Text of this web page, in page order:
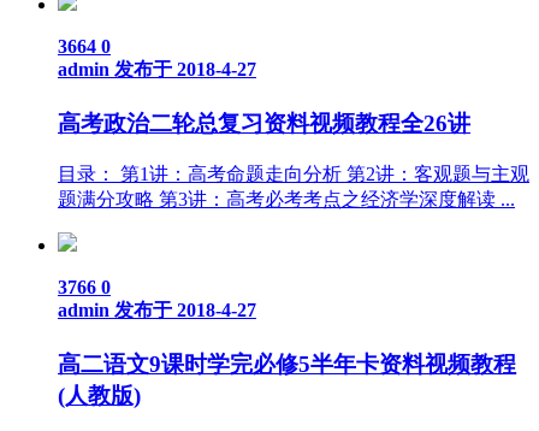
3664 0
admin 发布于 2018-4-27
高考政治二轮总复习资料视频教程全26讲
目录： 第1讲：高考命题走向分析 第2讲：客观题与主观
题满分攻略 第3讲：高考必考考点之经济学深度解读 ...
3766 0
admin 发布于 2018-4-27
高二语文9课时学完必修5半年卡资料视频教程
(人教版)